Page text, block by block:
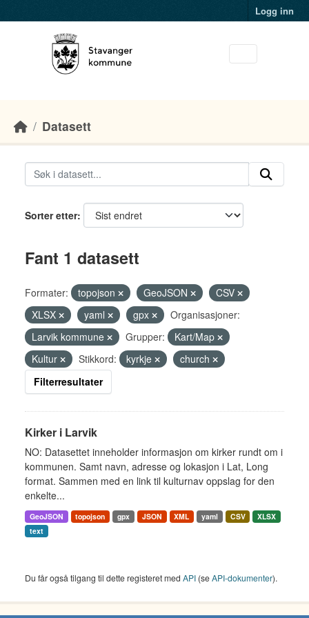
Logg inn
Datasett
Sorter etter
Fant 1 datasett
Formater: topojson GeoJSON
CSV
XLSX
yaml gpx
Organisasjoner:
Larvik kommune
Grupper:
Kart/Map
Kultur
Stikkord: kyrkje
church
Filterresultater
Kirker i Larvik
NO: Datasettet inneholder informasjon om kirker rundt om i
kommunen. Samt navn, adresse og lokasjon i Lat, Long
format. Sammen med en link til kulturnav oppslag for den
enkelte...
GeoJSON topojson gpx JSON XML yaml CSV
XLSX
text
Du får også tilgang til dette registeret med API (seAPI-dokumenter).